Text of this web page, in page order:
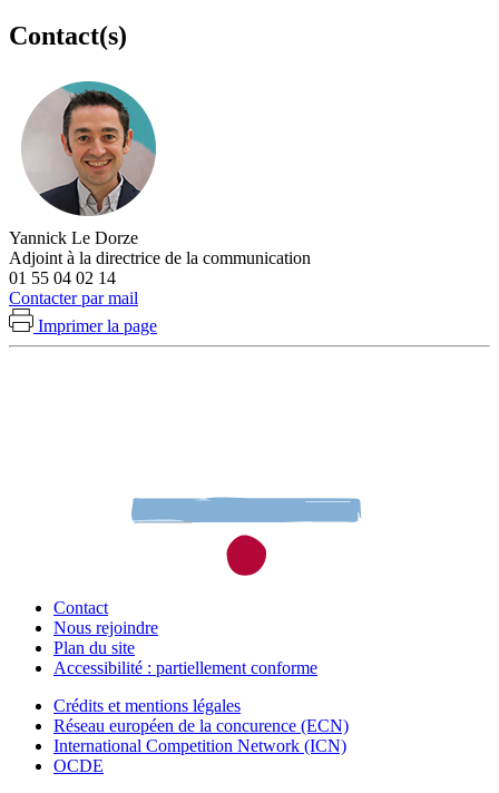
Contact(s)
Yannick Le Dorze
Adjoint à la directrice de la communication
01 55 04 02 14
Contacter par mail
Imprimer la page
Contact
Nous rejoindre
Plan du site
Accessibilité : partiellement conforme
Crédits et mentions légales
Réseau européen de la concurence (ECN)
International Competition Network (ICN)
OCDE